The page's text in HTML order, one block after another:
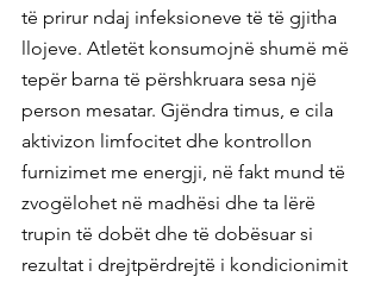
të prirur ndaj infeksioneve të të gjitha
llojeve. Atletët konsumojnë shumë më
tepër barna të përshkruara sesa një
person mesatar. Gjëndra timus, e cila
aktivizon limfocitet dhe kontrollon
furnizimet me energji, në fakt mund të
zvogëlohet në madhësi dhe ta lërë
trupin të dobët dhe të dobësuar si
rezultat i drejtpërdrejtë i kondicionimit